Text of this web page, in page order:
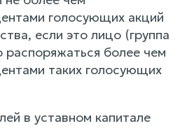
голосующих акций
если это лицо (группа
распоряжаться более чем
таких голосующих
в уставном капитале